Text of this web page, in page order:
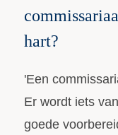
hart?
'Een
Er wordt iets
goede